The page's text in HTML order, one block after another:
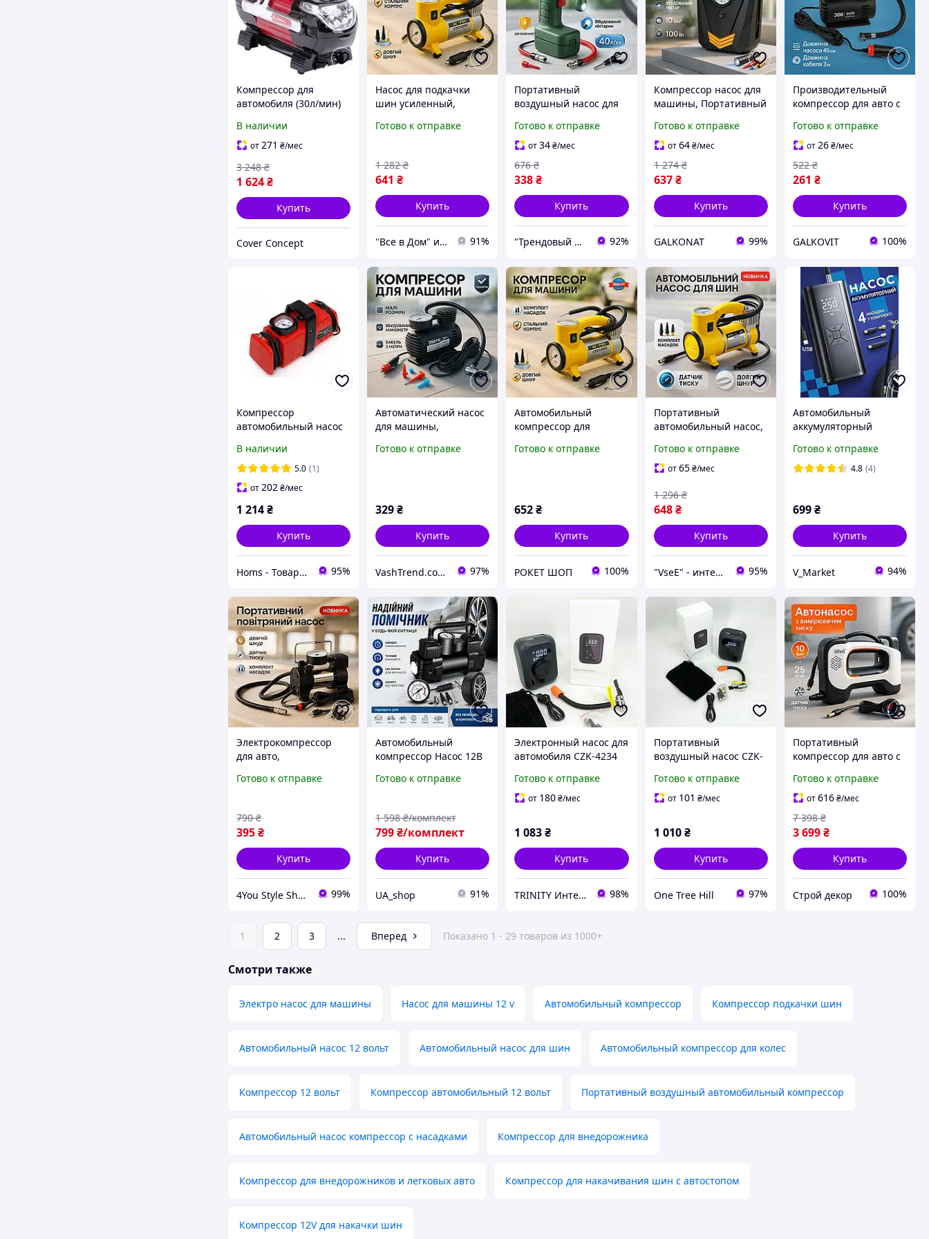
Компрессор для
автомобиля (30л/мин)
Электронасос для шин,
Компрессор для шин
насос для машины, FRC
В наличии
от271 ₴/мес
1 624₴
3 248 ₴
Купить
Cover Concept
Насос для подкачки
шин усиленный,
машины Удобный
автостопом HV-73
Готово к отправке
641 ₴
1 282 ₴
Купить
"Все в Дом" интернет-магазин 91%
Портативный
воздушный насос для
для подкачки автошин
Насос перекачки
топлива IT-54
Готово к отправке
от34₴/мес
338₴
676 ₴
Купить
"Трендовый лягушонок" - интернет-магазин тактического военного снаряжения | Собственное производство 92%
Компрессор насос для
машины, Портативный
Компресор
електричний, Электро
насос для машины DF-
81
Готово к отправке
от64 ₴/мес
637 ₴
1 274 ₴
Купить
GALKONAT 99%
Производительный
компрессор для авто с
Электрический
компрессор для
накачки колес WL-21
Готово к отправке
от26₴/мес
261 ₴
522 ₴
Купить
GALKOVIT 100%
Компрессор
автомобильный насос
В,230 Вт Kraft&Dele
KD1489
Автокомпрессор от
прикуривателя
В наличии
5.0 (1)
от202₴/мес
1 214₴
Купить
Homs - Товары для дома, сада, авто! 95%
Автоматический насос
для машины,
путешествий,
Готово к отправке
329₴
Купить
VashTrend.com.ua - Рознично-оптовый интернет магазин! 97%
Автомобильный
компрессор для
Электронный
Готово к отправке
652₴
Купить
РОКЕТ ШОП 100%
Портативный
автомобильный насос,
машины, Удобный
компрессор для авто с
Готово к отправке
от65 ₴/мес
648 ₴
1 296 ₴
Купить
"VseE" - интернет-магазин тактического военного снаряжения | Собственное производство | туризма 95%
Автомобильный
аккумуляторный
беспроводной, насос
автонасос для колес
Готово к отправке
4.8 (4)
699₴
Купить
V_Market 94%
Электрокомпрессор
для авто,
компрессор с
манометром,
Компресор для
накачки KP-92
Готово к отправке
395₴
790 ₴
Купить
4You Style Shop 99%
Автомобильный
компрессор Насос 12В
машины для шин
Компрессор
автомобильный
аккумуляторный
Готово к отправке
799₴/комплект
1 598 ₴/комплект
Купить
UA_shop 91%
Электронный насос для
автомобиля CZK-4234
автомобильный от
аккумулятора WR-33
Готово к отправке
от 180₴/мес
1 083₴
Купить
TRINITY Интернет-магазин www.trinitys.com.ua 98%
Портативный
воздушный насос CZK-
Портативные
автокомпрессоры,
41
Готово к отправке
от 101 ₴/мес
1 010 ₴
Купить
One Tree Hill 97%
Портативный
компрессор для авто с
Компрессор насос для
машины Компрессоры
накачки шин IN-89
Готово к отправке
от616₴/мес
3 699₴
7 398 ₴
Купить
Строй декор 100%
1 2 3 ... Вперед Показано 1 - 29 товаров из 1000+
Смотри также
Электро насос для машины Насос для машины 12 v Автомобильный компрессор Компрессор подкачки шин
Автомобильный насос 12 вольт Автомобильный насос для шин Автомобильный компрессор для колес
Компрессор 12 вольт Компрессор автомобильный 12 вольт Портативный воздушный автомобильный компрессор
Автомобильный насос компрессор с насадками Компрессор для внедорожника
Компрессор для внедорожников и легковых авто Компрессор для накачивания шин с автостопом
Компрессор 12V для накачки шин